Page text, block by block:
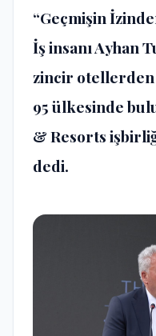
“Geçmişin
İş insanı Ayhan
zincir otellerden
95 ülkesinde
& Resorts
dedi.